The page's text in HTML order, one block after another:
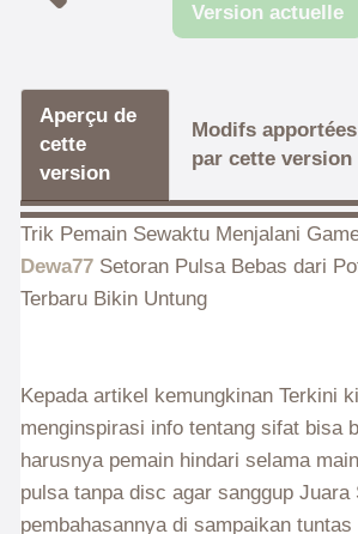
Version actuelle
Aperçu de
cette
version
Modifs apportées
par cette version